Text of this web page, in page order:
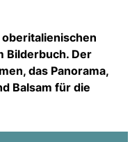
Bilderbuch. Der
das Panorama,
Balsam für die